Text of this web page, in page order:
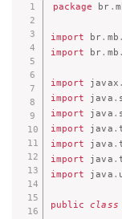
package br .
import br. mb .
import
br. mb .
import javax .
import
java .
import
java .
import
java .
import
java .
import
java .
import
java .
public class